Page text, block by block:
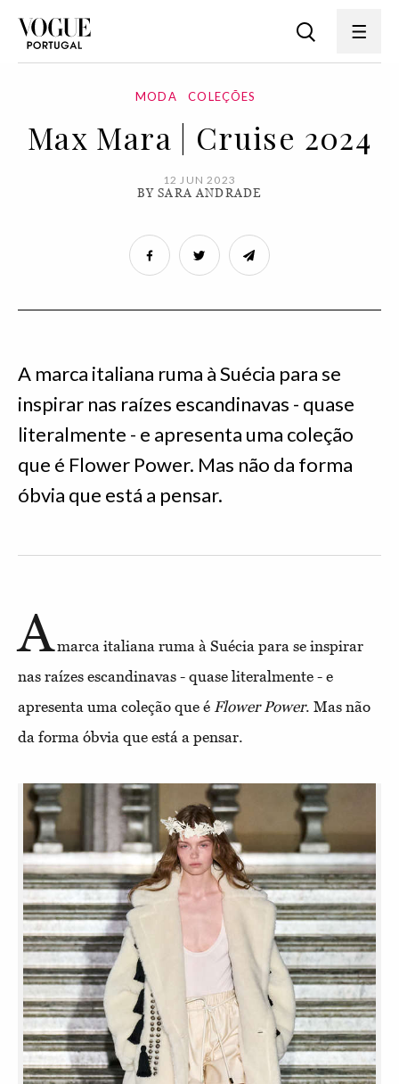
MODA COLEÇÕES
Max Mara | Cruise 2024
12 JUN 2023
BY SARA ANDRADE
A marca italiana ruma à Suécia para se
inspirar nas raízes escandinavas - quase
literalmente - e apresenta uma coleção
que é Flower Power. Mas não da forma
óbvia que está a pensar.
Amarca italiana ruma à Suécia para se inspirar
nas raízes escandinavas - quase literalmente - e
apresenta uma coleção que é Flower Power. Mas não
da forma óbvia que está a pensar.